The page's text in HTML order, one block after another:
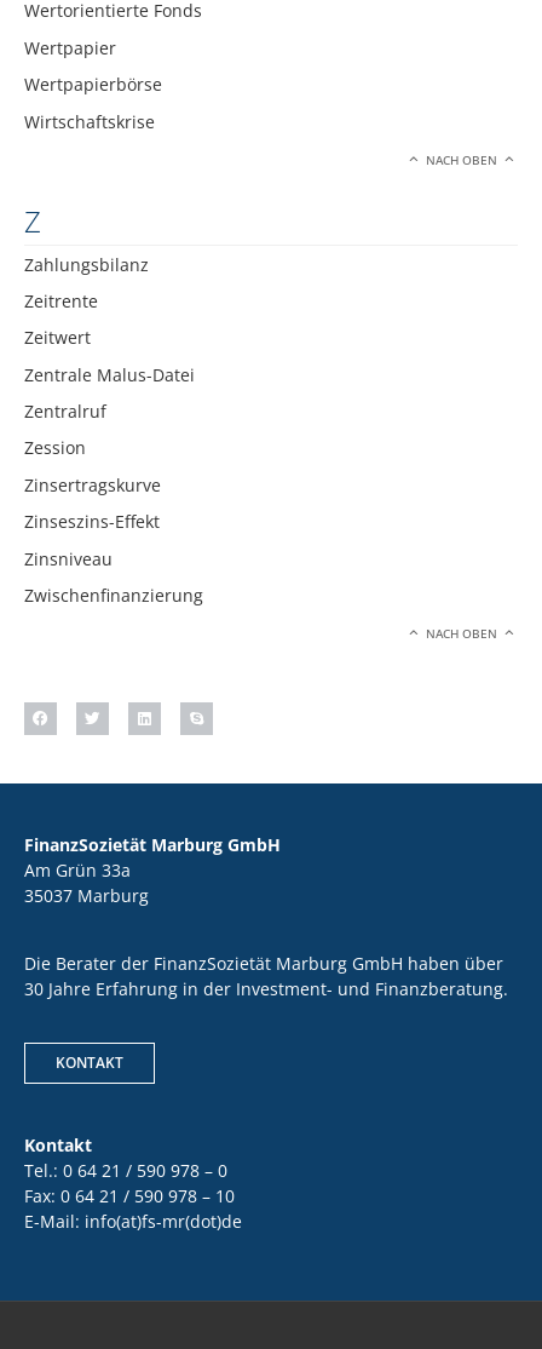
Wertorientierte Fonds
Wertpapier
Wertpapierbörse
Wirtschaftskrise
NACH OBEN
Z
Zahlungsbilanz
Zeitrente
Zeitwert
Zentrale Malus-Datei
Zentralruf
Zession
Zinsertragskurve
Zinseszins-Effekt
Zinsniveau
Zwischenfinanzierung
NACH OBEN
FinanzSozietät Marburg GmbH
Am Grün 33a
35037 Marburg
Die Berater der FinanzSozietät Marburg GmbH haben über
30 Jahre Erfahrung in der Investment- und Finanzberatung.
KONTAKT
Kontakt
Tel.: 0 64 21 / 590 978 – 0
Fax: 0 64 21 / 590 978 – 10
E-Mail: info(at)fs-mr(dot)de